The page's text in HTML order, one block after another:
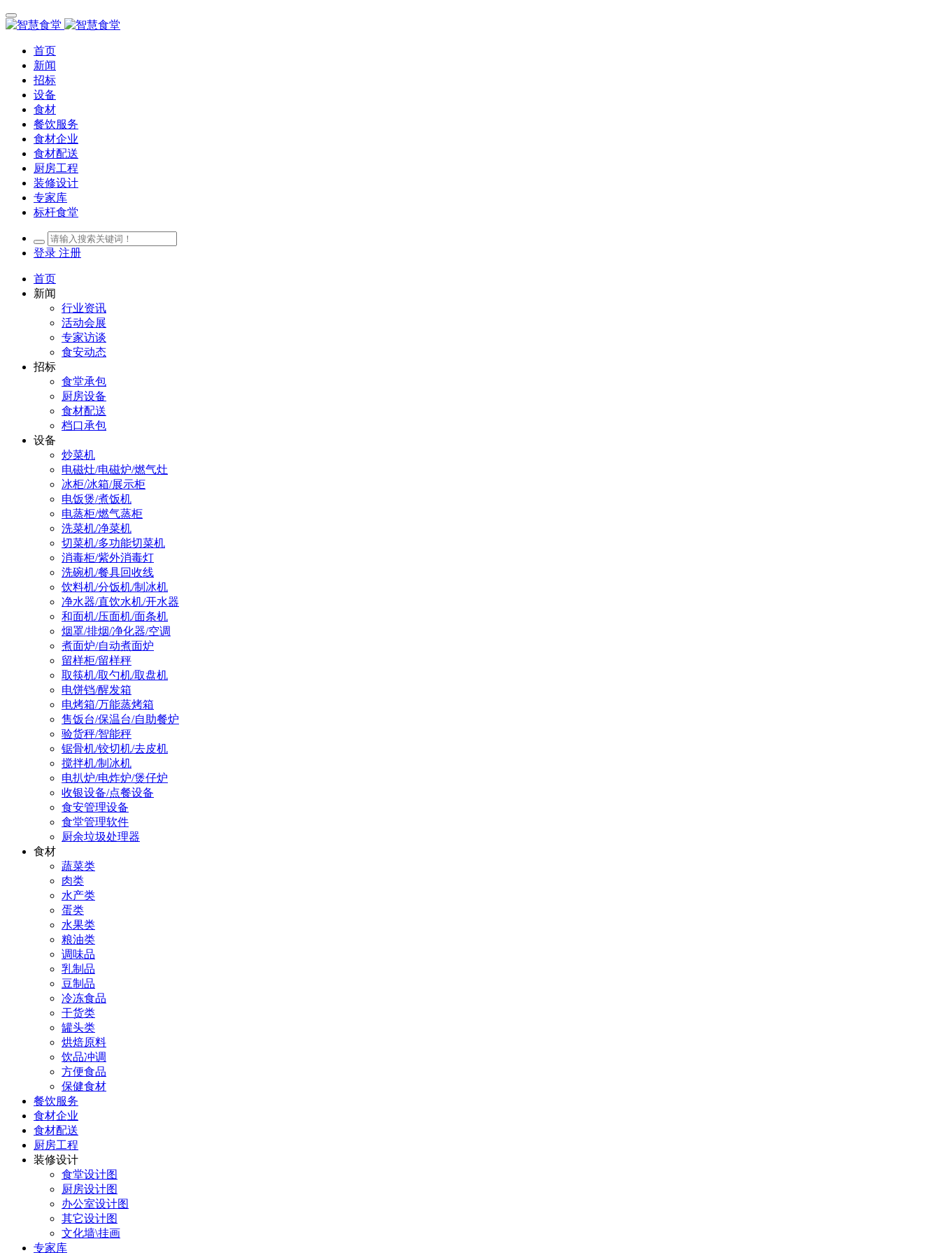
首页
新闻
招标
设备
食材
餐饮服务
食材企业
食材配送
厨房工程
装修设计
专家库
标杆食堂
登录 注册
首页
新闻
行业资讯
活动会展
专家访谈
食安动态
招标
食堂承包
厨房设备
食材配送
档口承包
设备
炒菜机
电磁灶/电磁炉/燃气灶
冰柜/冰箱/展示柜
电饭煲/煮饭机
电蒸柜/燃气蒸柜
洗菜机/净菜机
切菜机/多功能切菜机
消毒柜/紫外消毒灯
洗碗机/餐具回收线
饮料机/分饭机/制冰机
净水器/直饮水机/开水器
和面机/压面机/面条机
烟罩/排烟/净化器/空调
煮面炉/自动煮面炉
留样柜/留样秤
取筷机/取勺机/取盘机
电饼铛/醒发箱
电烤箱/万能蒸烤箱
售饭台/保温台/自助餐炉
验货秤/智能秤
锯骨机/铰切机/去皮机
搅拌机/制冰机
电扒炉/电炸炉/煲仔炉
收银设备/点餐设备
食安管理设备
食堂管理软件
厨余垃圾处理器
食材
蔬菜类
肉类
水产类
蛋类
水果类
粮油类
调味品
乳制品
豆制品
冷冻食品
干货类
罐头类
烘焙原料
饮品冲调
方便食品
保健食材
餐饮服务
食材企业
食材配送
厨房工程
装修设计
食堂设计图
厨房设计图
办公室设计图
其它设计图
文化墙\挂画
专家库